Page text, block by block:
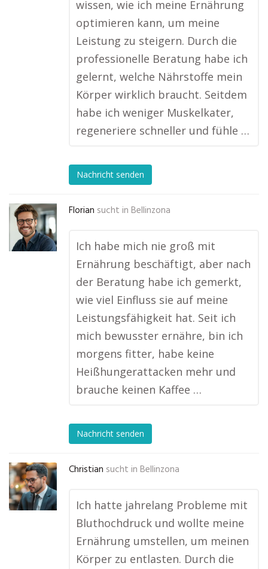
wissen, wie ich meine Ernährung
optimieren kann, um meine
Leistung zu steigern. Durch die
professionelle Beratung habe ich
gelernt, welche Nährstoffe mein
Körper wirklich braucht. Seitdem
habe ich weniger Muskelkater,
regeneriere schneller und fühle …
Nachricht senden
Florian sucht in Bellinzona
Ich habe mich nie groß mit
Ernährung beschäftigt, aber nach
der Beratung habe ich gemerkt,
wie viel Einfluss sie auf meine
Leistungsfähigkeit hat. Seit ich
mich bewusster ernähre, bin ich
morgens fitter, habe keine
Heißhungerattacken mehr und
brauche keinen Kaffee …
Nachricht senden
Christian sucht in Bellinzona
Ich hatte jahrelang Probleme mit
Bluthochdruck und wollte meine
Ernährung umstellen, um meinen
Körper zu entlasten. Durch die